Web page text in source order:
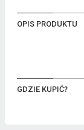
OPIS PRODUKTU
GDZIE KUPIĆ?